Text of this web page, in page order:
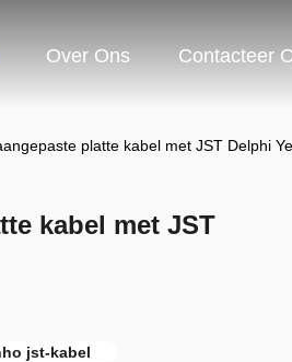
Over Ons Contacteer
platte kabel met JST Delphi
kabel met JST
jst-kabel